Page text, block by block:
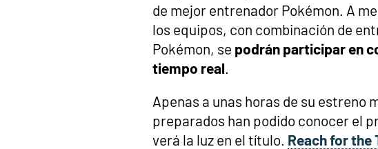
de mejor entrenador Pokémon. A
los equipos, con combinación de
Pokémon, se podrán participar en
tiempo real.
Apenas a unas horas de su estreno
preparados han podido conocer el
verá la luz en el título. Reach for the